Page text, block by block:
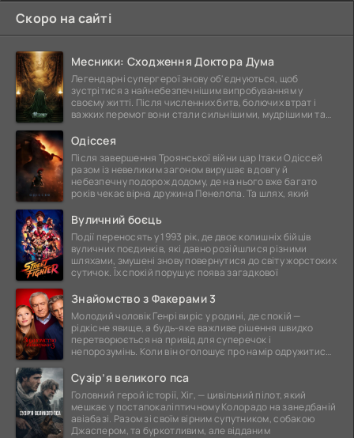
Скоро на сайті
Месники: Сходження Доктора Дума
Легендарні супергерої знову об'єднуються, щоб
зустрітися з найнебезпечнішим випробуванням у
своєму житті. Після численних битв, болючих втрат і
важких перемог вони стали сильнішими, мудрішими та
Одіссея
Після завершення Троянської війни цар Ітаки Одіссей
разом із невеликим загоном вирушає в довгу й
небезпечну подорож додому, де на нього вже багато
років чекає вірна дружина Пенелопа. Та шлях, який
Вуличний боєць
Події переносять у 1993 рік, де двоє колишніх бійців
вуличних поєдинків, які давно розійшлися різними
шляхами, змушені знову повернутися до світу жорстоких
сутичок. Їх спокій порушує поява загадкової
Знайомство з Факерами 3
Молодий чоловік Генрі виріс у родині, де спокій —
рідкісне явище, а будь-яке важливе рішення швидко
перетворюється на привід для суперечок і
непорозумінь. Коли він оголошує про намір одружитися,
Сузір’я великого пса
Головний герой історії, Хіг, — цивільний пілот, який
мешкає у постапокаліптичному Колорадо на занедбаній
авіабазі. Разом зі своїм вірним супутником, собакою
Джаспером, та буркотливим, але відданим